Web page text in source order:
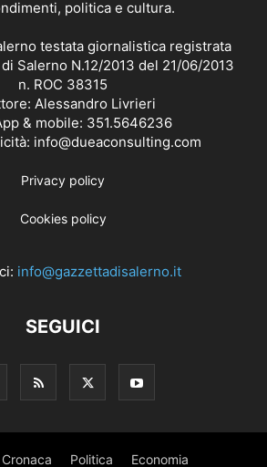
politica e cultura.
testata giornalistica registrata
Salerno N.12/2013 del 21/06/2013
n. ROC 38315
Alessandro Livrieri
& mobile: 351.5646236
info@dueaconsulting.com
Privacy policy
Cookies policy
info@gazzettadisalerno.it
SEGUICI
Cronaca Politica Economia